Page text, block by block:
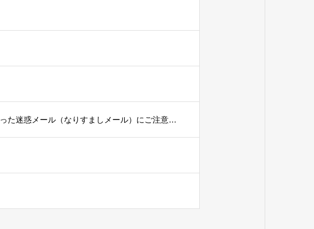
【重要なお知らせ】弊社名および弊社代表者名を騙った迷惑メール（なりすましメール）にご注意下さい